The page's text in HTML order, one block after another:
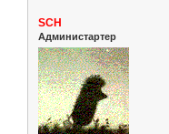
SCH
Администартер